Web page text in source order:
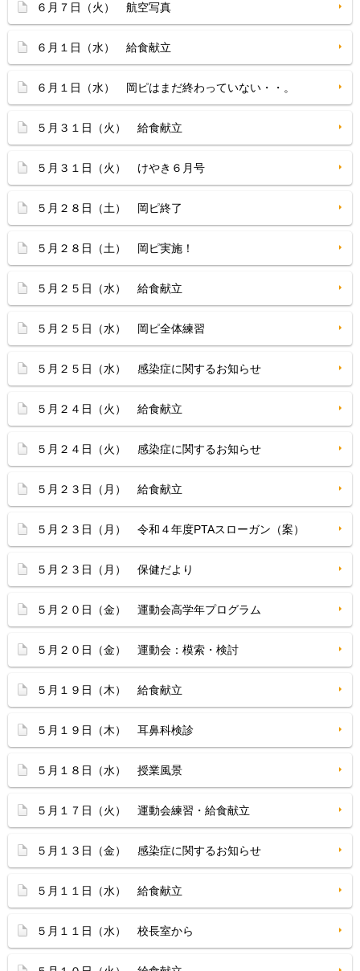
６月７日（火） 航空写真
６月１日（水） 給食献立
６月１日（水） 岡ピはまだ終わっていない・・。
５月３１日（火） 給食献立
５月３１日（火） けやき６月号
５月２８日（土） 岡ピ終了
５月２８日（土） 岡ピ実施！
５月２５日（水） 給食献立
５月２５日（水） 岡ピ全体練習
５月２５日（水） 感染症に関するお知らせ
５月２４日（火） 給食献立
５月２４日（火） 感染症に関するお知らせ
５月２３日（月） 給食献立
５月２３日（月） 令和４年度PTAスローガン（案）
５月２３日（月） 保健だより
５月２０日（金） 運動会高学年プログラム
５月２０日（金） 運動会：模索・検討
５月１９日（木） 給食献立
５月１９日（木） 耳鼻科検診
５月１８日（水） 授業風景
５月１７日（火） 運動会練習・給食献立
５月１３日（金） 感染症に関するお知らせ
５月１１日（水） 給食献立
５月１１日（水） 校長室から